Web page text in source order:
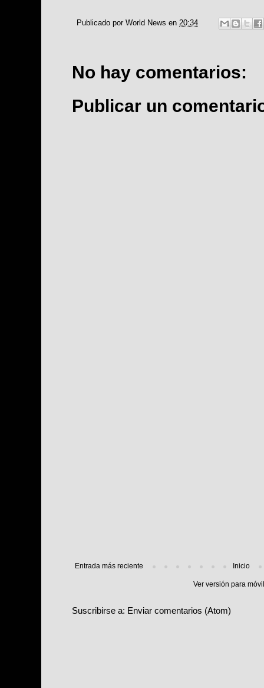
Publicado por World News en 20:34
No hay comentarios:
Publicar un
Entrada más reciente Inicio
Ver versión para
Suscribirse a: Enviar comentarios (Atom)